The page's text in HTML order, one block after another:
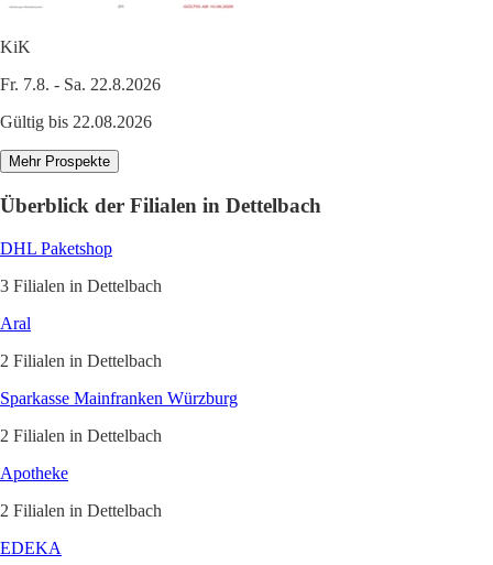
KiK
Fr. 7.8. - Sa. 22.8.2026
Gültig bis 22.08.2026
Mehr Prospekte
Überblick der Filialen in Dettelbach
DHL Paketshop
3 Filialen in Dettelbach
Aral
2 Filialen in Dettelbach
Sparkasse Mainfranken Würzburg
2 Filialen in Dettelbach
Apotheke
2 Filialen in Dettelbach
EDEKA